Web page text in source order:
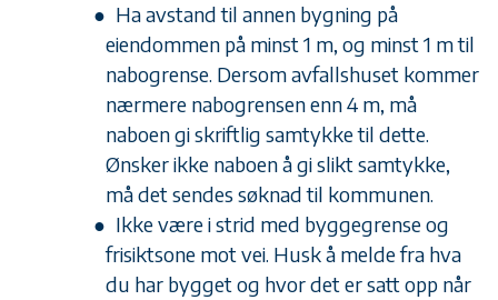
Ha avstand til annen bygning på
eiendommen på minst 1 m, og minst 1 m til
nabogrense. Dersom avfallshuset kommer
nærmere nabogrensen enn 4 m, må
naboen gi skriftlig samtykke til dette.
Ønsker ikke naboen å gi slikt samtykke,
må det sendes søknad til kommunen.
Ikke være i strid med byggegrense og
frisiktsone mot vei. Husk å melde fra hva
du har bygget og hvor det er satt opp når